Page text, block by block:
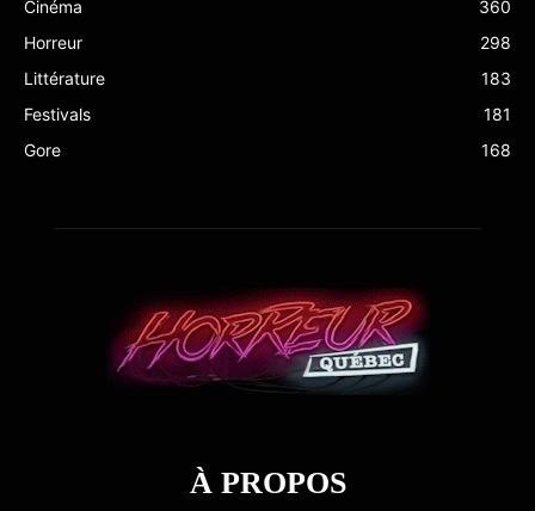
Cinéma
360
Horreur
298
Littérature
183
Festivals
181
Gore
168
À PROPOS